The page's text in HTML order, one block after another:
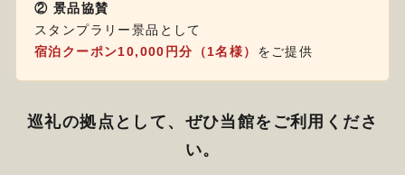
② 景品協賛
スタンプラリー景品として
宿泊クーポン10,000円分（1名様） をご提供
巡礼の拠点として、ぜひ当館をご利用くださ
い。